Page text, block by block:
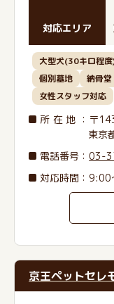
対応エリア
大型犬(30キロ程
個別墓地
納骨堂
女性スタッフ対応
所在地 ：〒
東京
電話番号 ：03-
対応時間：
京王ペットセレ